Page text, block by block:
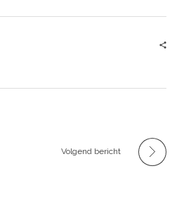
Volgend bericht